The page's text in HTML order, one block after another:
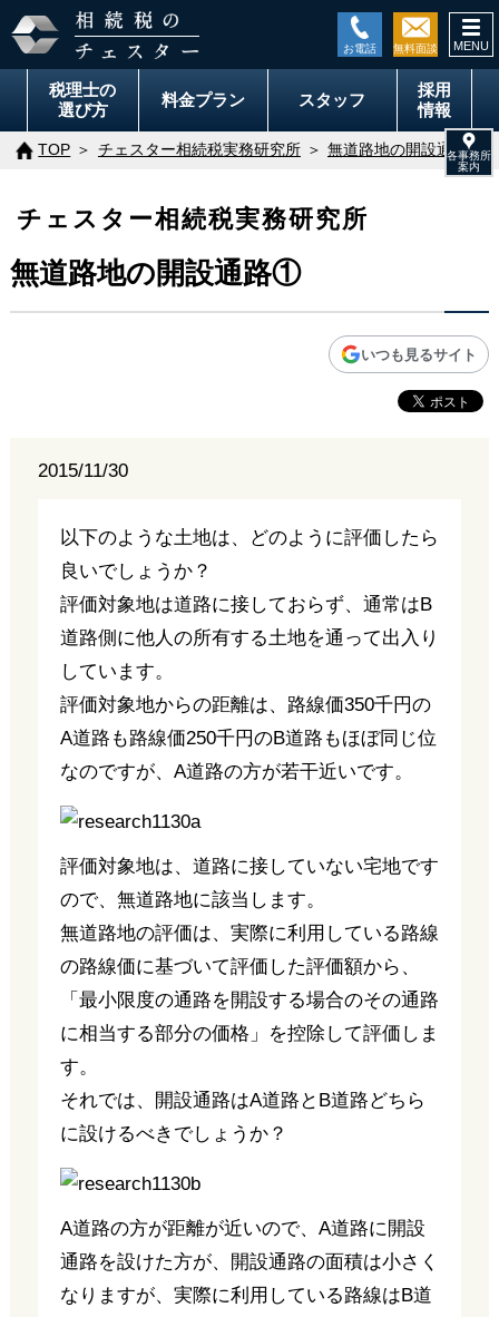
税理士の
選び方
料金プラン スタッフ
採用
情報
TOP チェスター相続税実務研究所 無道路地の開設通路①
チェスター相続税実務研究所
無道路地の開設通路①
いつも見るサイト
2015/11/30
以下のような土地は、どのように評価したら
良いでしょうか？
評価対象地は道路に接しておらず、通常はB
道路側に他人の所有する土地を通って出入り
しています。
評価対象地からの距離は、路線価350千円の
A道路も路線価250千円のB道路もほぼ同じ位
なのですが、A道路の方が若干近いです。
評価対象地は、道路に接していない宅地です
ので、無道路地に該当します。
無道路地の評価は、実際に利用している路線
の路線価に基づいて評価した評価額から、
「最小限度の通路を開設する場合のその通路
に相当する部分の価格」を控除して評価しま
す。
それでは、開設通路はA道路とB道路どちら
に設けるべきでしょうか？
A道路の方が距離が近いので、A道路に開設
通路を設けた方が、開設通路の面積は小さく
なりますが、実際に利用している路線はB道